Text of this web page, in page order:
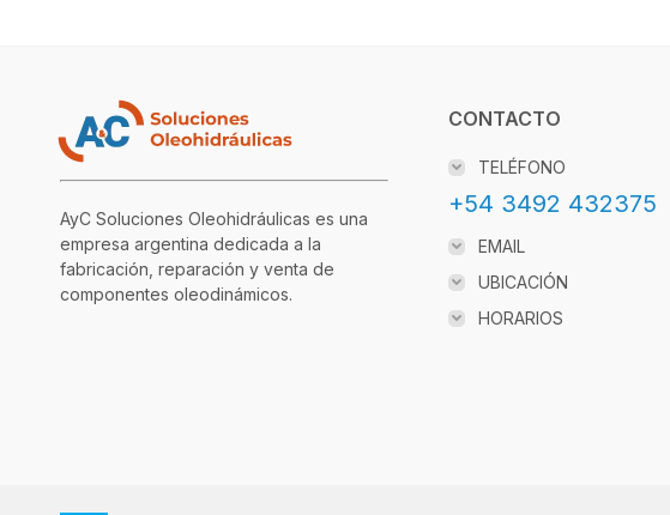
AyC Soluciones Oleohidráulicas es una
empresa argentina dedicada a la
fabricación, reparación y venta de
componentes oleodinámicos.
CONTACTO
TELÉFONO
+54 3492 432375
EMAIL
UBICACIÓN
HORARIOS